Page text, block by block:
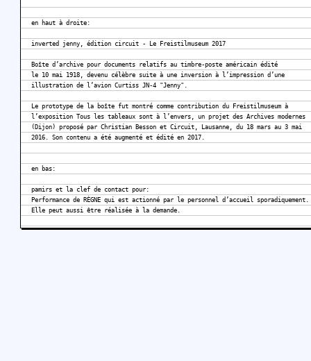
en haut à droite:
inverted jenny, édition circuit - Le Freistilmuseum 2017
Boîte d’archive pour documents relatifs au timbre-poste américain édité
le 10 mai 1918, devenu célèbre suite à une inversion à l’impression d’une
illustration de l’avion Curtiss JN-4 "Jenny".
Le prototype de la boîte fut montré comme contribution du Freistilmuseum à
l’exposition Tous les tableaux sont à l’envers, un projet des Archives modernes
(Dijon) proposé par Christian Besson et Circuit, Lausanne, du 18 mars au 3 mai
2016. Son contenu a été augmenté et édité en 2017.
en bas:
pamirs et la clef de contact pour:
Performance de RÈGNE qui est actionné par le personnel d’accueil sporadiquement.
Elle peut aussi être réalisée à la demande.